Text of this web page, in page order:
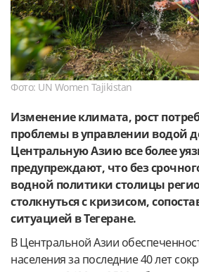
Фото: UN Women Tajikistan
Изменение климата, рост
проблемы в управлении водой
Центральную Азию все более
предупреждают, что без
водной политики столицы
столкнуться с кризисом,
ситуацией в Тегеране.
В Центральной Азии
населения за последние 40 лет